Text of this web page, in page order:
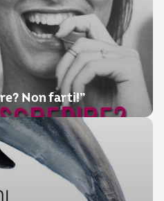
Non farti!”